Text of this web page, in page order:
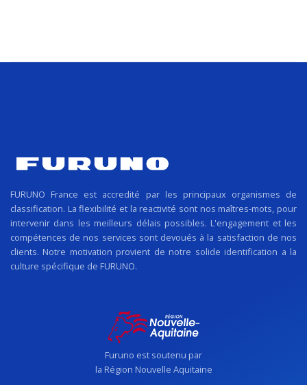
FURUNO France est accredité par les principaux organismes de
classification. La flexibilité et la reactivité sont nos maîtres-mots, pour
intervenir dans les meilleurs délais possibles. L'engagement et les
compétences de nos services sont devoués à la satisfaction de nos
clients. Notre motivation provient de notre solide identification a la
culture spécifique de FURUNO.
Furuno est soutenu par
la Région Nouvelle Aquitaine